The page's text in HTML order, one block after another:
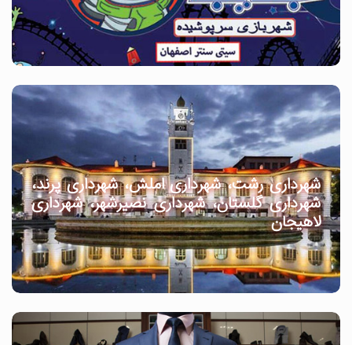
شهرداری رشت، شهرداری املش، شهرداری پرند،
شهرداری گلستان، شهرداری نصیرشهر، شهرداری
لاهیجان